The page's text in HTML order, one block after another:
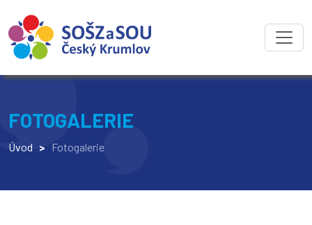
FOTOGALERIE
Úvod > Fotogalerie